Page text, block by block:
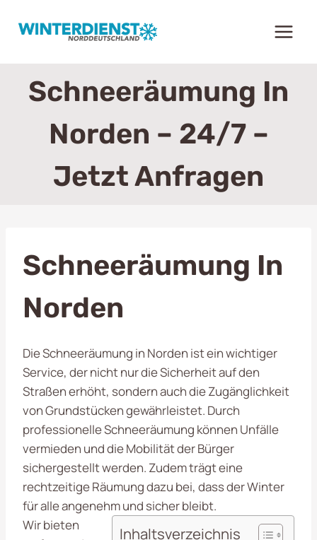
Inhalt
Schneeräumung In
Norden – 24/7 –
Jetzt Anfragen
Schneeräumung In
Norden
Die Schneeräumung in Norden ist ein wichtiger
Service, der nicht nur die Sicherheit auf den
Straßen erhöht, sondern auch die Zugänglichkeit
von Grundstücken gewährleistet. Durch
professionelle Schneeräumung können Unfälle
vermieden und die Mobilität der Bürger
sichergestellt werden. Zudem trägt eine
rechtzeitige Räumung dazu bei, dass der Winter
für alle angenehm und sicher bleibt.
Inhaltsverzeichnis
Wir bieten